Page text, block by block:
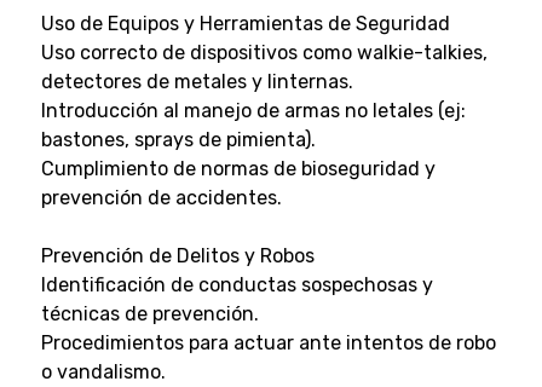
Uso de Equipos y Herramientas de Seguridad
Uso correcto de dispositivos como walkie-talkies,
detectores de metales y linternas.
Introducción al manejo de armas no letales (ej:
bastones, sprays de pimienta).
Cumplimiento de normas de bioseguridad y
prevención de accidentes.
Prevención de Delitos y Robos
Identificación de conductas sospechosas y
técnicas de prevención.
Procedimientos para actuar ante intentos de robo
o vandalismo.